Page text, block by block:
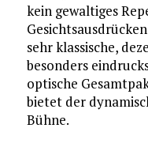
kein gewaltiges
sehr klassische,
besonders
optische
bietet der
Bühne.